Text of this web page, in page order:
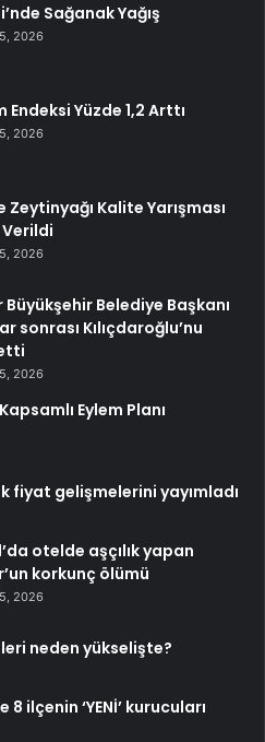
Sağanak Yağış
2026
Yüzde 1,2 Arttı
2026
Zeytinyağı Kalite Yarışması
2026
Büyükşehir Belediye Başkanı
sonrası Kılıçdaroğlu’nu
2026
Eylem Planı
fiyat gelişmelerini yayımladı
otelde aşçılık yapan
korkunç ölümü
2026
neden yükselişte?
8 ilçenin ‘YENİ’ kurucuları